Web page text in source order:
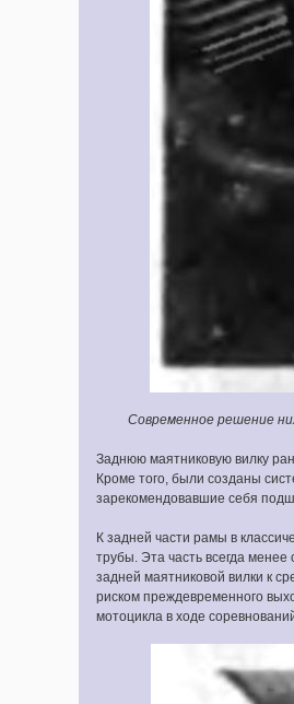
Современное решение
Заднюю маятниковую вилку
Кроме того, были созданы
зарекомендовавшие себя
К задней части рамы в
трубы. Эта часть всегда
задней маятниковой вилки к
риском преждевременного
мотоцикла в ходе